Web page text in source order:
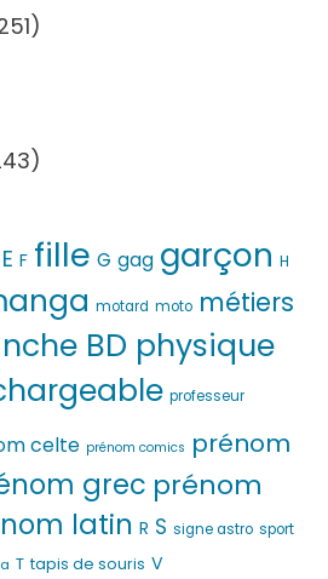
E F fille G gag garçon H
motard moto métiers
BD physique
professeur
celte prénom comics prénom
grec prénom
latin R S signe astro sport
T tapis de souris V